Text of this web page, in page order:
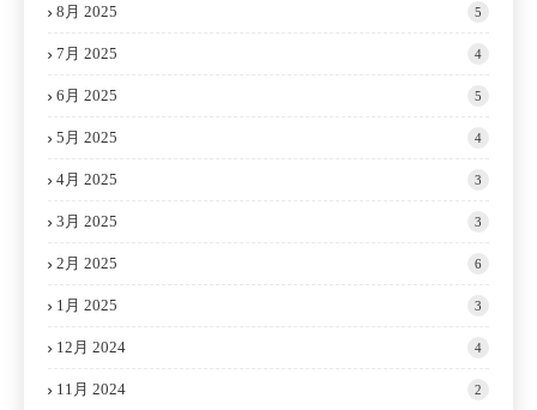
8月 2025 5
7月 2025 4
6月 2025 5
5月 2025 4
4月 2025 3
3月 2025 3
2月 2025 6
1月 2025 3
12月 2024 4
11月 2024 2